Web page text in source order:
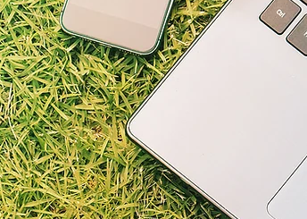
組みがあります
社しなくても毎日の記録、報告が可能です。
きます。通勤距離に左右されない働き方を目指
社する必要がありません。そのため拘束時間が
を出て利用者宅へ→最期の利用者を終え自宅に
インターネットサイト）があります。
文化（文章化）されスタッフ間で共有していま
現場のリスク管理、接遇、連携、労務管理など